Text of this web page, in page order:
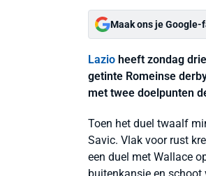
Maak ons je Google-
Lazio heeft zondag
getinte Romeinse
met twee doelpunten
Toen het duel twaalf
Savic. Vlak voor rust
een duel met Wallace